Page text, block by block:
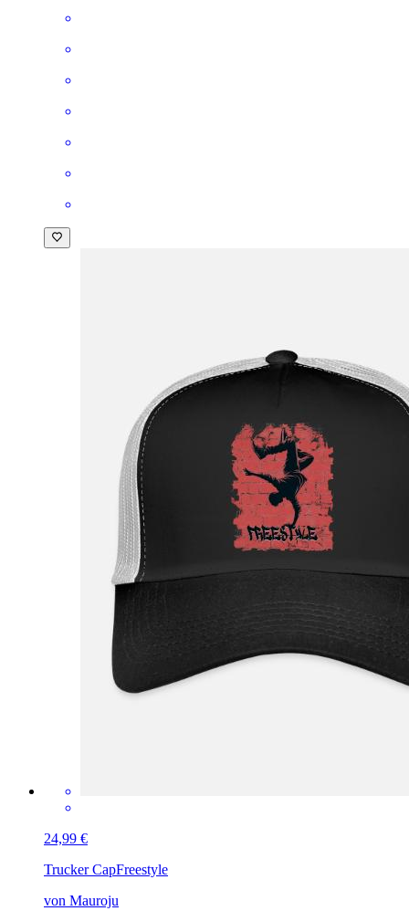
24,99 €
Trucker CapFreestyle
von Mauroju